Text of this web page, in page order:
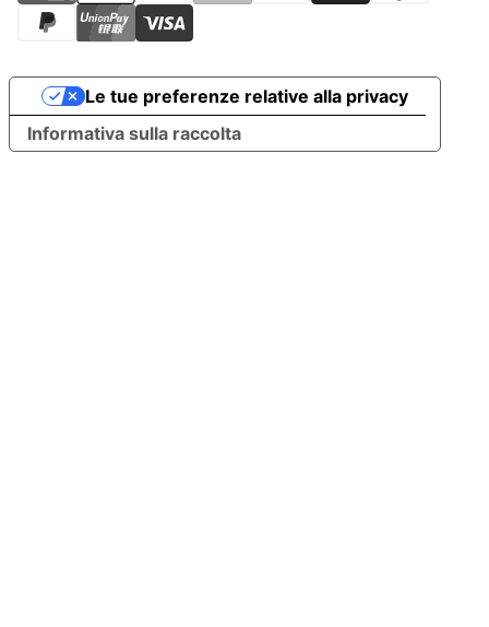
Informativa sulla raccolta
Le tue preferenze relative alla privacy